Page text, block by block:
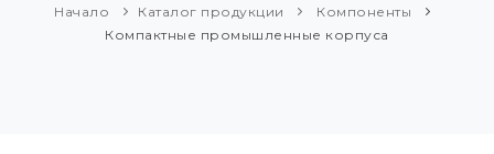
ПРЕСС-ЦЕНТР
Начало Каталог продукции
Компоненты
Компактные промышленные корпуса